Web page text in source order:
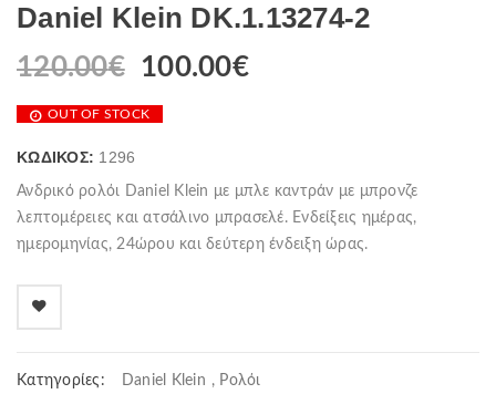
Daniel Klein DK.1.13274-2
120.00€ 100.00€
OUT OF STOCK
ΚΩΔΙΚΌΣ: 1296
Ανδρικό ρολόι Daniel Klein με μπλε καντράν με μπρονζε
λεπτομέρειες και ατσάλινο μπρασελέ. Ενδείξεις ημέρας,
ημερομηνίας, 24ώρου και δεύτερη ένδειξη ώρας.
Κατηγορίες: Daniel Klein , Ρολόι